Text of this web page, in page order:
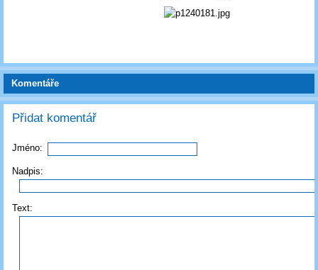
Komentáře
Přidat komentář
Jméno:
Nadpis:
Text: